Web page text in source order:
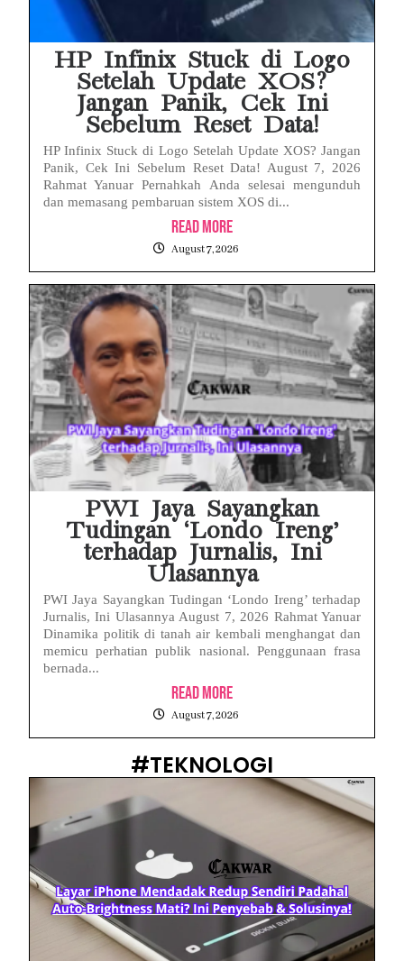
HP Infinix Stuck di Logo
Setelah Update XOS?
Jangan Panik, Cek Ini
Sebelum Reset Data!
HP Infinix Stuck di Logo Setelah Update XOS? Jangan
Panik, Cek Ini Sebelum Reset Data! August 7, 2026
Rahmat Yanuar Pernahkah Anda selesai mengunduh
dan memasang pembaruan sistem XOS di...
Read More
August 7, 2026
PWI Jaya Sayangkan
Tudingan ‘Londo Ireng’
terhadap Jurnalis, Ini
Ulasannya
PWI Jaya Sayangkan Tudingan ‘Londo Ireng’ terhadap
Jurnalis, Ini Ulasannya August 7, 2026 Rahmat Yanuar
Dinamika politik di tanah air kembali menghangat dan
memicu perhatian publik nasional. Penggunaan frasa
bernada...
Read More
August 7, 2026
#TEKNOLOGI